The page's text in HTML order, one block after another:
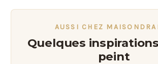
AUSSI CHEZ
Quelques
peint